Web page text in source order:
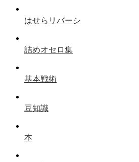
はせらリバーシ
詰めオセロ集
基本戦術
豆知識
本